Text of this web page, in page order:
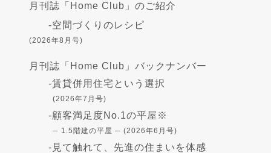
月刊誌「Home Club」のご紹介
-空間づくりのレシピ
(2026年8月号)
月刊誌「Home Club」バックナンバー
-賃貸併用住宅という選択
(2026年7月号)
-顧客満足度No.1の平屋※
─ 1.5階建の平屋 ─ (2026年6月号)
- 見て触れて、先進の住まいを体感